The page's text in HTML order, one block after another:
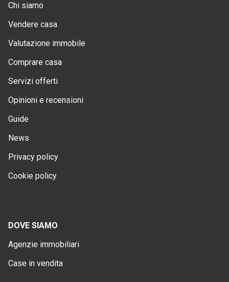
Chi siamo
Vendere casa
Valutazione immobile
Comprare casa
Servizi offerti
Opinioni e recensioni
Guide
News
Privacy policy
Cookie policy
DOVE SIAMO
Agenzie immobiliari
Case in vendita